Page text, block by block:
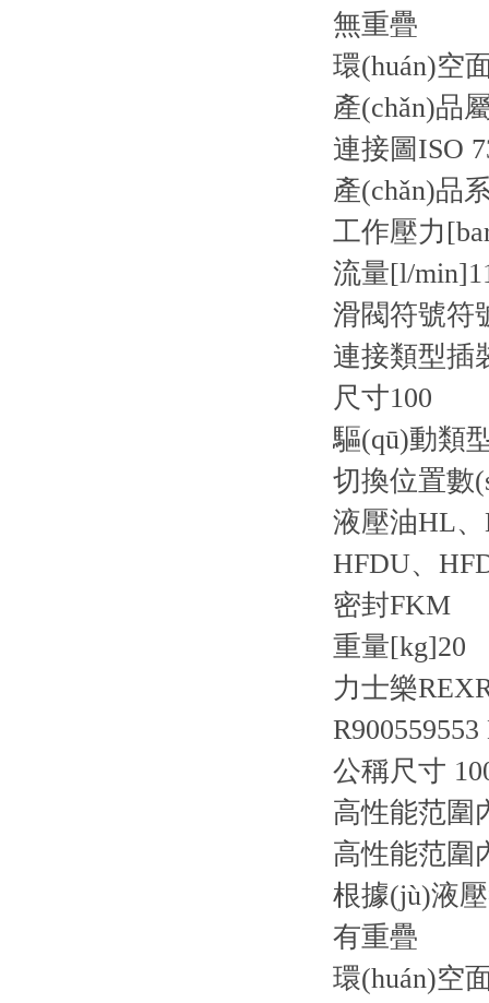
無重疊
環(huán)空
產(chǎn)品
連接圖ISO
產(chǎn)品
工作壓力
流量[l/min]
滑閥符號符
連接類型插
尺寸100
驅(qū)動類
切換位置數
液壓油HL、
HFDU、
密封FKM
重量[kg]20
力士樂
公稱尺寸
高性能范圍
高性能范圍
根據(jù)液
有重疊
環(huán)空